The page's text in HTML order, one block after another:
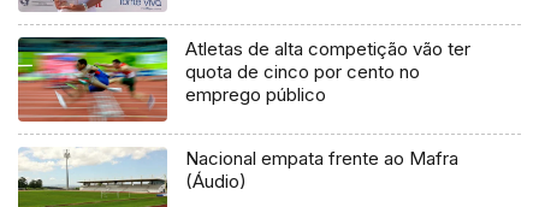
Atletas de alta competição vão ter
quota de cinco por cento no
emprego público
Nacional empata frente ao Mafra
(Áudio)